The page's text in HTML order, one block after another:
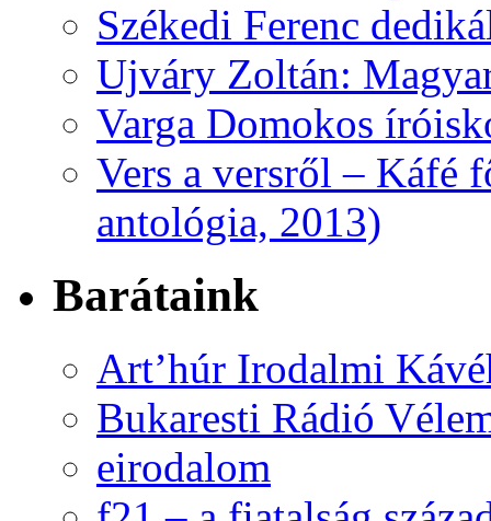
Székedi Ferenc
Ujváry Zoltán:
Varga Domokos
Vers a versről – Káfé
antológia, 2013)
Barátaink
Art’húr Irodalmi
Bukaresti Rádió
eirodalom